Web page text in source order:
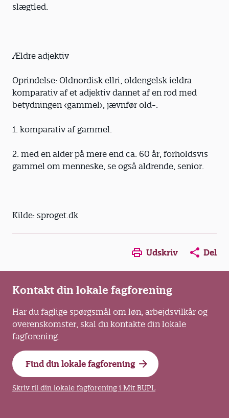
slægtled.
Ældre adjektiv
Oprindelse: Oldnordisk ellri, oldengelsk ieldra
komparativ af et adjektiv dannet af en rod med
betydningen ‹gammel›, jævnfør old-.
1. komparativ af gammel.
2. med en alder på mere end ca. 60 år, forholdsvis
gammel om menneske, se også aldrende, senior.
Kilde: sproget.dk
Opens in a new window
Opens in a new
Opens in
Udskriv Del
Kontakt din lokale fagforening
Har du faglige spørgsmål om løn, arbejdsvilkår og
overenskomster, skal du kontakte din lokale
fagforening.
Find din lokale fagforening
Skriv til din lokale fagforening i Mit BUPL